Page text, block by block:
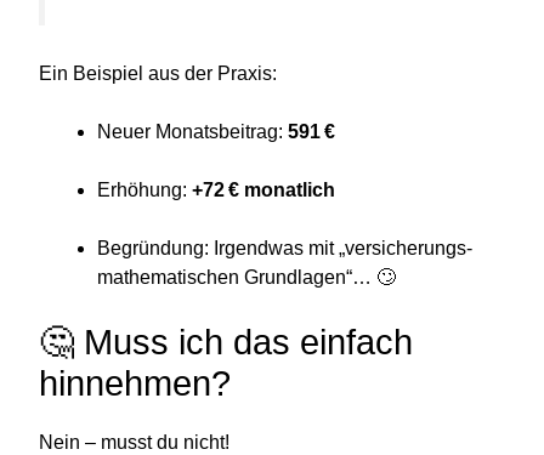
Ein Beispiel aus der Praxis:
Neuer Monatsbeitrag: 591 €
Erhöhung: +72 € monatlich
Begründung: Irgendwas mit „versicherungs­
mathematischen Grundlagen“… 🙄
🤔 Muss ich das einfach
hinnehmen?
Nein – musst du nicht!